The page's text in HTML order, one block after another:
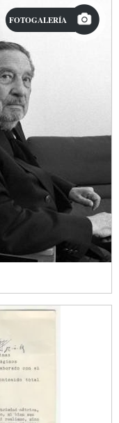
FOTOGALERÍA